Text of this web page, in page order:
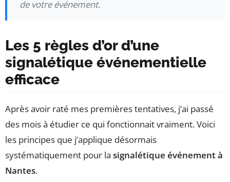
de votre événement.
Les 5 règles d’or d’une
signalétique événementielle
efficace
Après avoir raté mes premières tentatives, j’ai passé
des mois à étudier ce qui fonctionnait vraiment. Voici
les principes que j’applique désormais
systématiquement pour la signalétique événement à
Nantes.